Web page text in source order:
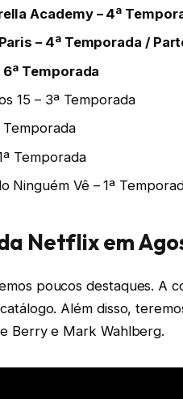
Academy – 4ª
– 4ª Temporada /
6ª Temporada
15 – 3ª Temporada
Temporada
Temporada
Ninguém Vê – 1ª
Netflix em
poucos destaques. A
Além disso,
Berry e Mark Wahlberg.